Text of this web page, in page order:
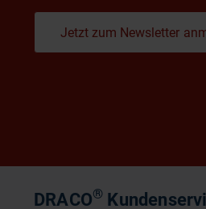
Jetzt zum Newsletter
DRACO®